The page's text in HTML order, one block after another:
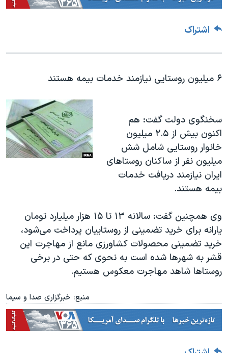
اشتراک
۶ میلیون روستایی نیازمند خدمات بیمه هستند
سخنگوی دولت گفت: هم
اکنون بیش از ۲.۵ میلیون
خانوار روستایی شامل شش
میلیون نفر از ساکنان روستا‌های
ایران نیازمند دریافت خدمات
بیمه هستند.
وی همچنین گفت: سالانه ۱۳ تا ۱۵ هزار میلیارد تومان
یارانه برای خرید تضمینی از روستاییان پرداخت می‌شود،
خرید تضمینی محصولات کشاورزی مانع از مهاجرت این
قشر به شهر‌ها شده است به نحوی که حتی در برخی
روستا‌ها شاهد مهاجرت معکوس هستیم.
منبع: خبرگزاری صدا و سیما